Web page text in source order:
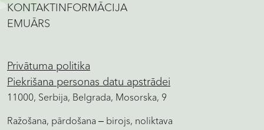
KONTAKTINFORMĀCIJA
EMUĀRS
Privātuma politika
Piekrišana personas datu apstrādei
11000, Serbija, Belgrada, Mosorska, 9
Ražošana, pārdošana ‒ birojs, noliktava